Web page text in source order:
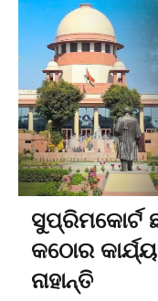
ସୁପ୍ରିମକୋର୍ଟ
କଠୋର
ନାହାନ୍ତି